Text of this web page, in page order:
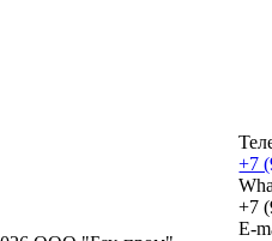
+7
+7
E-